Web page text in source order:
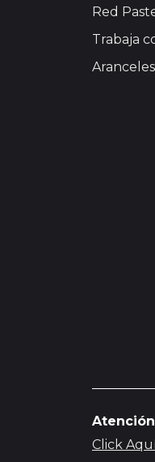
Red
Trabaja
Aranceles
Click